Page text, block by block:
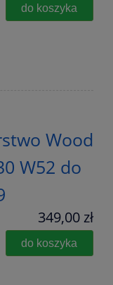
do koszyka
Wood
W52 do
349,00 zł
do koszyka